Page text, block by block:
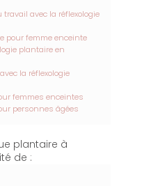
avec la réflexologie
pour femme enceinte
plantaire en
la réflexologie
femmes enceintes
personnes âgées
plantaire à
de :